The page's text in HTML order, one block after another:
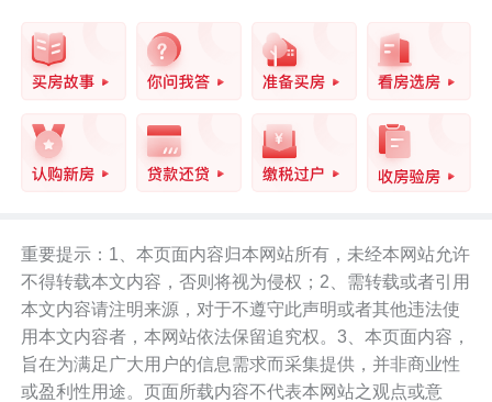
重要提示：1、本页面内容归本网站所有，未经本网站允许
不得转载本文内容，否则将视为侵权；2、需转载或者引用
本文内容请注明来源，对于不遵守此声明或者其他违法使
用本文内容者，本网站依法保留追究权。3、本页面内容，
旨在为满足广大用户的信息需求而采集提供，并非商业性
或盈利性用途。页面所载内容不代表本网站之观点或意